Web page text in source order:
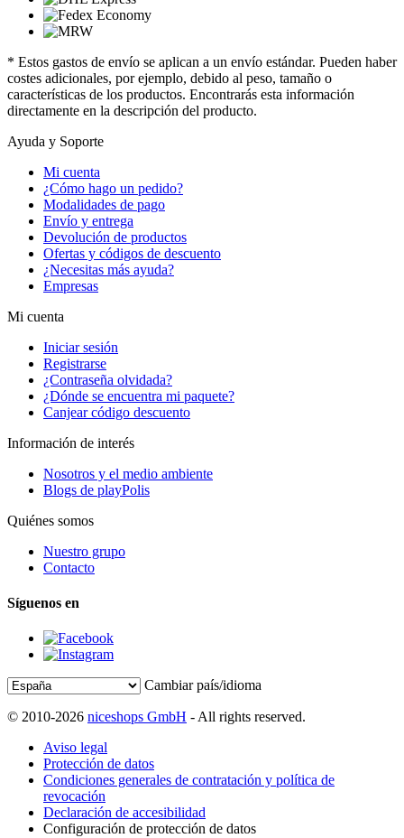
* Estos gastos de envío se aplican a un envío estándar. Pueden haber
costes adicionales, por ejemplo, debido al peso, tamaño o
características de los productos. Encontrarás esta información
directamente en la descripción del producto.
Ayuda y Soporte
Mi cuenta
¿Cómo hago un pedido?
Modalidades de pago
Envío y entrega
Devolución de productos
Ofertas y códigos de descuento
¿Necesitas más ayuda?
Empresas
Mi cuenta
Iniciar sesión
Registrarse
¿Contraseña olvidada?
¿Dónde se encuentra mi paquete?
Canjear código descuento
Información de interés
Nosotros y el medio ambiente
Blogs de playPolis
Quiénes somos
Nuestro grupo
Contacto
Síguenos en
Cambiar país/idioma
© 2010-2026 niceshops GmbH - All rights reserved.
Aviso legal
Protección de datos
Condiciones generales de contratación y política de
revocación
Declaración de accesibilidad
Configuración de protección de datos